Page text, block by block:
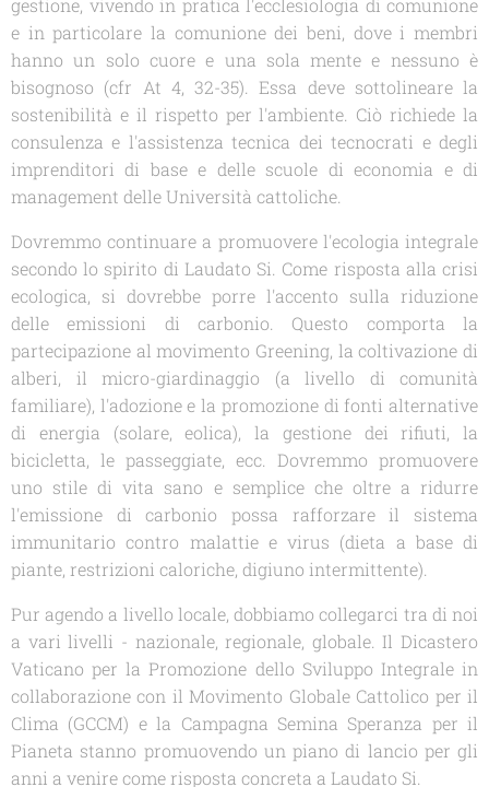
gestione, vivendo in pratica l'ecclesiologia di comunione
e in particolare la comunione dei beni, dove i membri
hanno un solo cuore e una sola mente e nessuno è
bisognoso (cfr At 4, 32-35). Essa deve sottolineare la
sostenibilità e il rispetto per l'ambiente. Ciò richiede la
consulenza e l'assistenza tecnica dei tecnocrati e degli
imprenditori di base e delle scuole di economia e di
management delle Università cattoliche.
Dovremmo continuare a promuovere l'ecologia integrale
secondo lo spirito di Laudato Si. Come risposta alla crisi
ecologica, si dovrebbe porre l'accento sulla riduzione
delle emissioni di carbonio. Questo comporta la
partecipazione al movimento Greening, la coltivazione di
alberi, il micro-giardinaggio (a livello di comunità
familiare), l'adozione e la promozione di fonti alternative
di energia (solare, eolica), la gestione dei rifiuti, la
bicicletta, le passeggiate, ecc. Dovremmo promuovere
uno stile di vita sano e semplice che oltre a ridurre
l'emissione di carbonio possa rafforzare il sistema
immunitario contro malattie e virus (dieta a base di
piante, restrizioni caloriche, digiuno intermittente).
Pur agendo a livello locale, dobbiamo collegarci tra di noi
a vari livelli - nazionale, regionale, globale. Il Dicastero
Vaticano per la Promozione dello Sviluppo Integrale in
collaborazione con il Movimento Globale Cattolico per il
Clima (GCCM) e la Campagna Semina Speranza per il
Pianeta stanno promuovendo un piano di lancio per gli
anni a venire come risposta concreta a Laudato Si.